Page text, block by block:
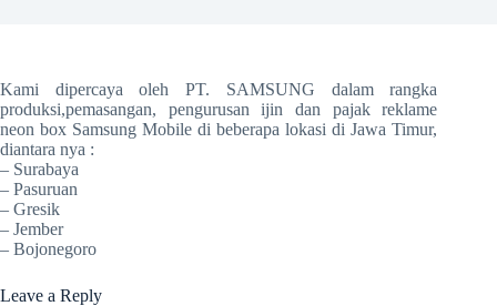
Kami dipercaya oleh PT. SAMSUNG dalam rangka
produksi,pemasangan, pengurusan ijin dan pajak reklame
neon box Samsung Mobile di beberapa lokasi di Jawa Timur,
diantara nya :
– Surabaya
– Pasuruan
– Gresik
– Jember
– Bojonegoro
Leave a Reply